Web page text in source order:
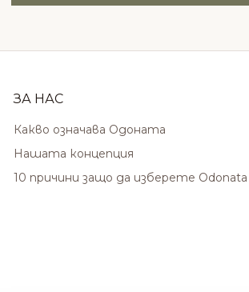
ЗА НАС
Какво означава Одоната
Нашата концепция
10 причини защо да изберете Odonata